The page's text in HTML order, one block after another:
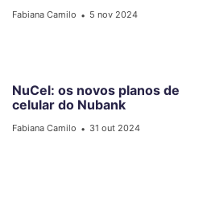
Fabiana Camilo • 5 nov 2024
NuCel: os novos planos de
celular do Nubank
Fabiana Camilo • 31 out 2024